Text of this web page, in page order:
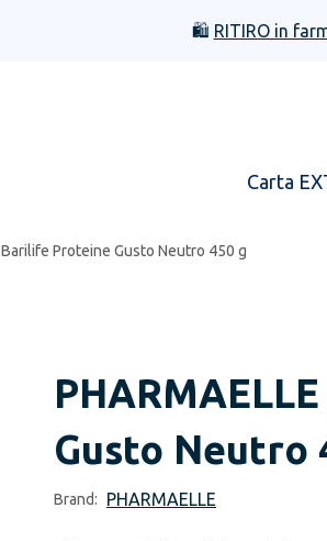
🛍️ RITIRO in
Carta
Barilife Proteine Gusto Neutro 450 g
PHARMAELLE
Gusto Neutro
Brand: PHARMAELLE